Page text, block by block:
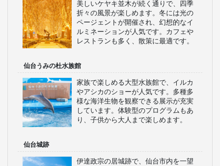
美しいケヤキ並木が続く通りで、四季
折々の風景が楽しめます。冬には光の
ページェントが開催され、幻想的なイ
ルミネーションが人気です。カフェや
レストランも多く、散策に最適です。
仙台うみの杜水族館
家族で楽しめる大型水族館で、イルカ
やアシカのショーが人気です。多種多
様な海洋生物を観察できる展示が充実
しています。体験型のプログラムもあ
り、子供から大人まで楽しめます。
仙台城跡
伊達政宗の居城跡で、仙台市内を一望